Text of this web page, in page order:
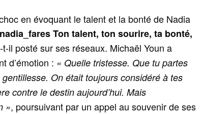
en évoquant le talent et la bonté de Nadia
Ton talent, ton sourire, ta bonté,
posté sur ses réseaux. Michaël Youn a
d’émotion : « Quelle tristesse. Que tu partes
On était toujours considéré à tes
contre le destin aujourd’hui. Mais
», poursuivant par un appel au souvenir de ses